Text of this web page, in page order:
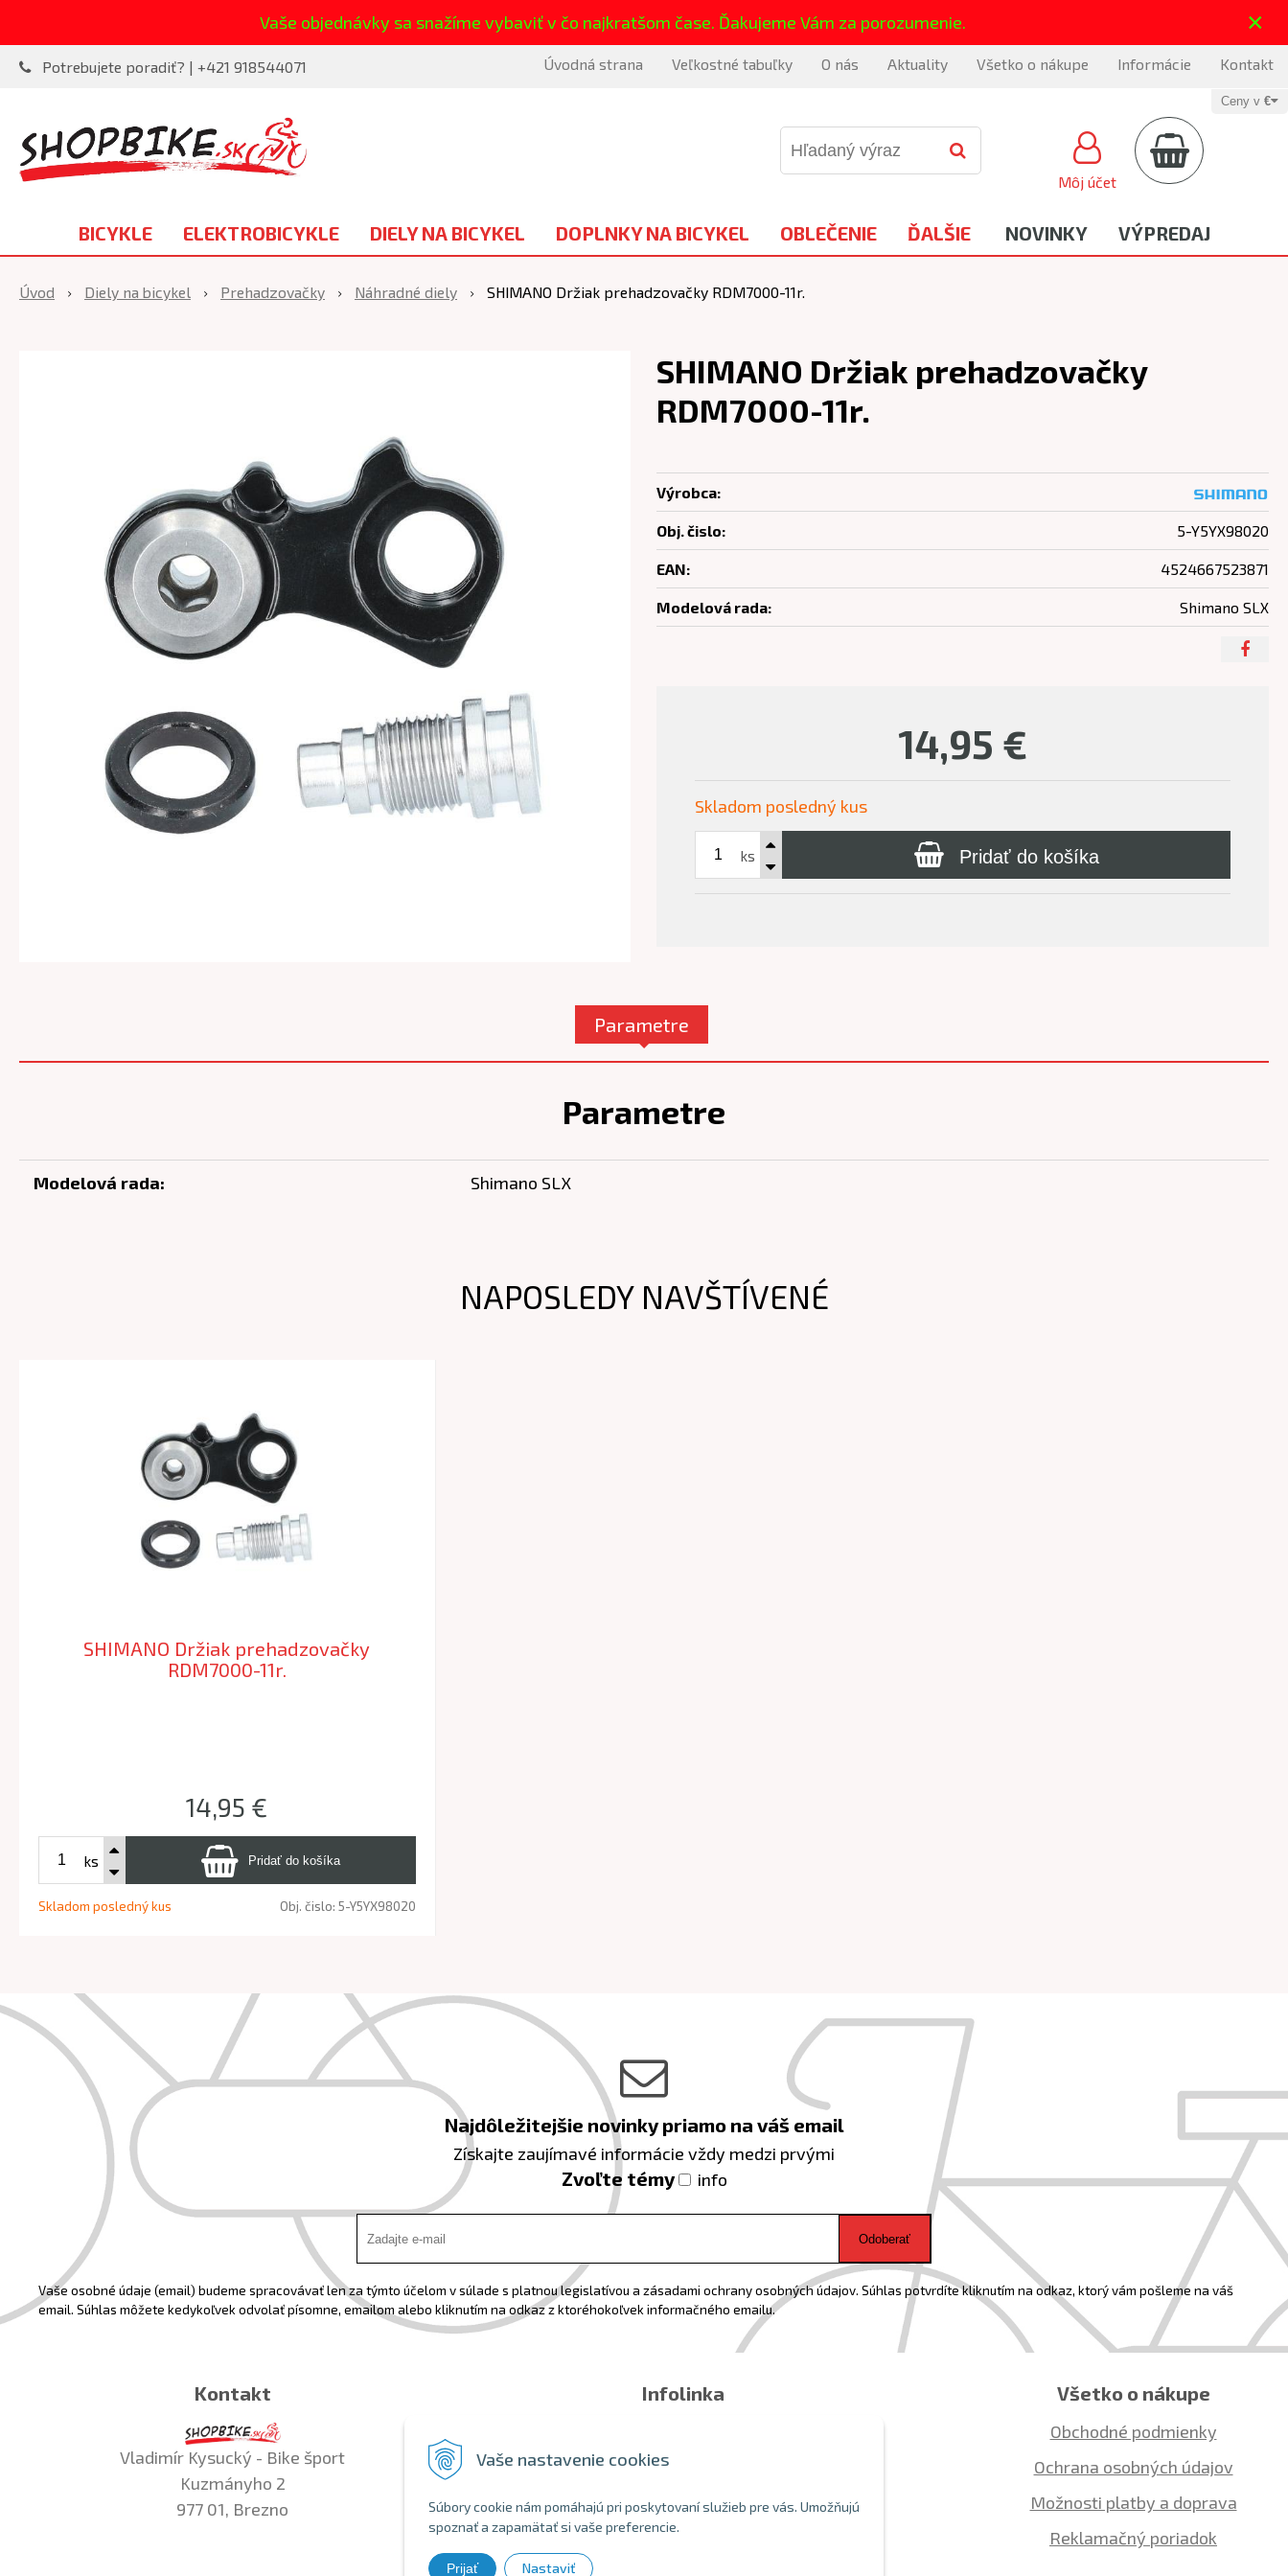
Vaše nastavenie cookies
Súbory cookie nám pomáhajú pri poskytovaní služieb pre vás. Umožňujú
spoznať a zapamätať si vaše preferencie.
Prijať Nastaviť
Vaše objednávky sa snažíme vybaviť v čo najkratšom čase. Ďakujeme Vám za porozumenie. ×
Potrebujete poradiť? | +421 918544071 Úvodná strana Veľkostné tabuľky O nás Aktuality Všetko o nákupe Informácie Kontakt
Môj účet
Ceny v €
BICYKLE ELEKTROBICYKLE DIELY NA BICYKEL DOPLNKY NA BICYKEL OBLEČENIE ĎALŠIE NOVINKY VÝPREDAJ
Úvod Diely na bicykel Prehadzovačky Náhradné diely SHIMANO Držiak prehadzovačky RDM7000-11r.
SHIMANO Držiak prehadzovačky
RDM7000-11r.
14,95 €
Skladom posledný kus
ks Pridať do košíka
Výrobca:
Obj. čislo: 5-Y5YX98020
EAN: 4524667523871
Modelová rada: Shimano SLX
Parametre
Parametre
Modelová rada: Shimano SLX
NAPOSLEDY NAVŠTÍVENÉ
SHIMANO Držiak prehadzovačky
RDM7000-11r.
14,95 €
ks
Skladom posledný kus Obj. čislo: 5-Y5YX98020
Najdôležitejšie novinky priamo na váš email
Získajte zaujímavé informácie vždy medzi prvými
Zvoľte témy info
Odoberať
Vaše osobné údaje (email) budeme spracovávať len za týmto účelom v súlade s platnou legislatívou a zásadami ochrany osobných údajov. Súhlas potvrdíte kliknutím na odkaz, ktorý vám pošleme na váš
email. Súhlas môžete kedykoľvek odvolať písomne, emailom alebo kliknutím na odkaz z ktoréhokoľvek informačného emailu.
Kontakt
Vladimír Kysucký - Bike šport
Kuzmányho 2
977 01, Brezno
Infolinka
Tel:0918544071
Všetko o nákupe
Obchodné podmienky
Ochrana osobných údajov
Možnosti platby a doprava
Reklamačný poriadok